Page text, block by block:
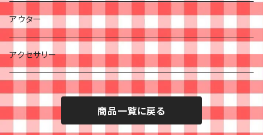
アウター
アクセサリー
商品一覧に戻る